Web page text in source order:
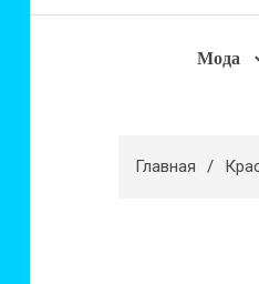
Мода
Главная